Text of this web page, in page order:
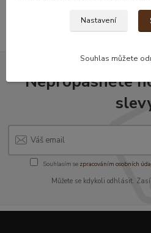
Nepropásněte
Souhlasím se zpracováním osobních
Můžete se kdykoli odhlásit.
Nastavení
Souhlas můžete